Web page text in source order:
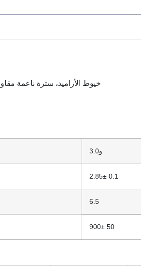
و3.0
2.85± 0.1
6.5
900± 50